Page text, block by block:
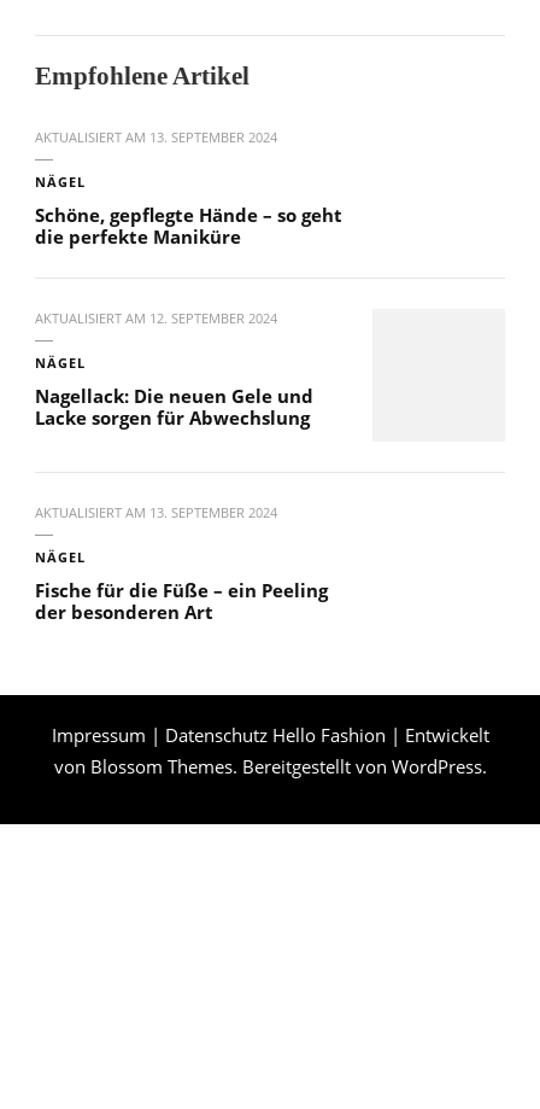
Empfohlene Artikel
AKTUALISIERT AM 13. SEPTEMBER 2024
NÄGEL
Schöne, gepflegte Hände – so geht
die perfekte Maniküre
AKTUALISIERT AM 12. SEPTEMBER 2024
NÄGEL
Nagellack: Die neuen Gele und
Lacke sorgen für Abwechslung
AKTUALISIERT AM 13. SEPTEMBER 2024
NÄGEL
Fische für die Füße – ein Peeling
der besonderen Art
Impressum | DatenschutzHello Fashion | Entwickelt
von Blossom Themes. Bereitgestellt von WordPress.